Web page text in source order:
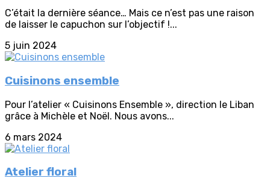
C’était la dernière séance… Mais ce n’est pas une raison
de laisser le capuchon sur l’objectif !...
5 juin 2024
Cuisinons ensemble
Pour l’atelier « Cuisinons Ensemble », direction le Liban
grâce à Michèle et Noël. Nous avons...
6 mars 2024
Atelier floral